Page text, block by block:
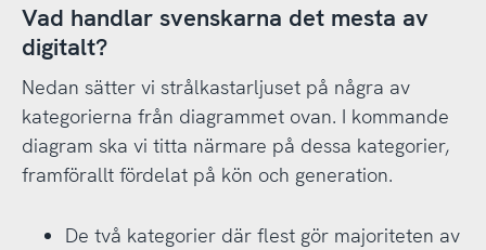
Vad handlar svenskarna det mesta av
digitalt?
Nedan sätter vi strålkastarljuset på några av
kategorierna från diagrammet ovan. I kommande
diagram ska vi titta närmare på dessa kategorier,
framförallt fördelat på kön och generation.
De två kategorier där flest gör majoriteten av